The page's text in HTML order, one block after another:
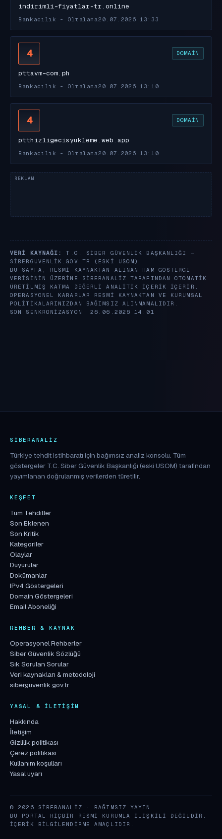
indirimli-fiyatlar-tr.online
Bankacılık - Oltalama20.07.2026 13:33
4 DOMAIN
pttavm-com.ph
Bankacılık - Oltalama20.07.2026 13:10
4 DOMAIN
ptthizligecisyukleme.web.app
Bankacılık - Oltalama20.07.2026 13:10
VERI KAYNAĞI:
T.C. SIBER GÜVENLIK BAŞKANLIĞI —
SIBERGUVENLIK.GOV.TR
(ESKI USOM)
BU SAYFA, RESMI KAYNAKTAN ALINAN HAM GÖSTERGE
VERISININ ÜZERINE SIBERANALIZ TARAFINDAN OTOMATIK
ÜRETILMIŞ KATMA DEĞERLI ANALITIK IÇERIK IÇERIR.
OPERASYONEL KARARLAR RESMI KAYNAKTAN VE KURUMSAL
POLITIKALARINIZDAN BAĞIMSIZ ALINMAMALIDIR.
SON SENKRONIZASYON: 26.06.2026 14:01
SIBERANALIZ
Türkiye tehdit istihbaratı için bağımsız analiz konsolu. Tüm
göstergeler T.C. Siber Güvenlik Başkanlığı (eski USOM) tarafından
yayımlanan doğrulanmış verilerden türetilir.
KEŞFET
Tüm Tehditler
Son Eklenen
Son Kritik
Kategoriler
Olaylar
Duyurular
Dokümanlar
IPv4 Göstergeleri
Domain Göstergeleri
Email Aboneliği
REHBER & KAYNAK
Operasyonel Rehberler
Siber Güvenlik Sözlüğü
Sık Sorulan Sorular
Veri kaynakları & metodoloji
siberguvenlik.gov.tr
YASAL & İLETIŞIM
Hakkında
İletişim
Gizlilik politikası
Çerez politikası
Kullanım koşulları
Yasal uyarı
© 2026 SIBERANALIZ · BAĞIMSIZ YAYIN
BU PORTAL HIÇBIR RESMI KURUMLA ILIŞKILI DEĞILDIR.
İÇERIK BILGILENDIRME AMAÇLIDIR.